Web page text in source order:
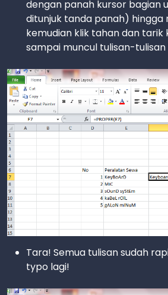
dengan panah kursor bagian
ditunjuk tanda panah) hingga
kemudian klik tahan dan tarik
sampai muncul tulisan-tulisan
Tara! Semua tulisan sudah
typo lagi!